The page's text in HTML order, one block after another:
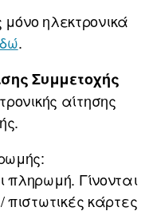
ηλεκτρονικά
.
Συμμετοχής
αίτησης
πληρωμή. Γίνονται
πιστωτικές κάρτες